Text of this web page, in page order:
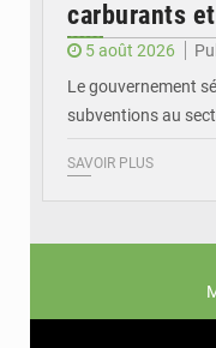
carburants
5 août 2026
Le gouvernement
subventions au
SAVOIR PLUS